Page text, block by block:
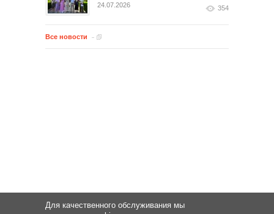
24.07.2026 354
Все новости
Для качественного обслуживания мы